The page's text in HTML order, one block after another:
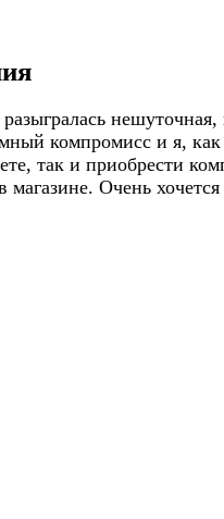
нешуточная,
компромисс и я,
так и приобрести
Очень хочется